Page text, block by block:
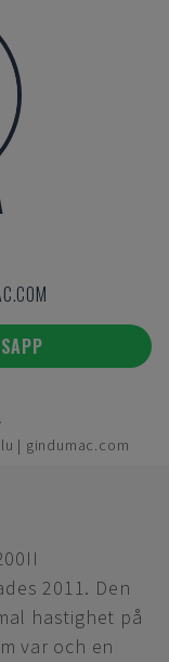
| gindumac.com
2011. Den
hastighet på
var och en